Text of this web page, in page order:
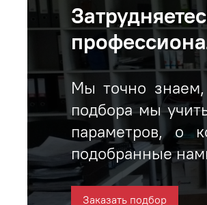
Мы точно
подбора мы
параметров, о
подобранные
Заказать подбор